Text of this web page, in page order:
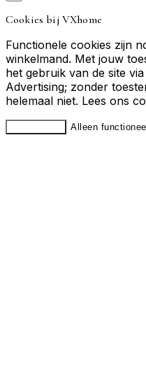
Cookies bij VXhome
Functionele cookies zijn
winkelmand. Met jouw
het gebruik van de site
Advertising; zonder
helemaal niet. Lees ons
Alleen functioneel